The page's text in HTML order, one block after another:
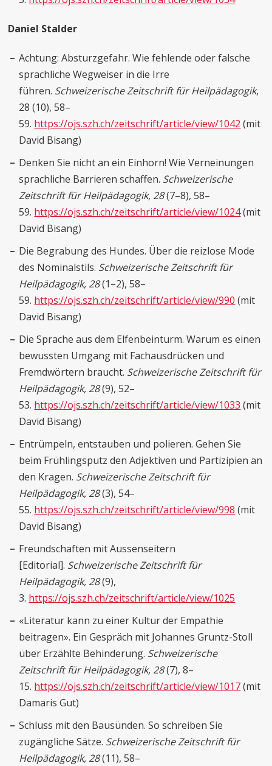
Daniel Stalder
Achtung: Absturzgefahr. Wie fehlende oder falsche
sprachliche Wegweiser in die Irre
führen. Schweizerische Zeitschrift für Heilpädagogik,
28 (10), 58–
59. https://ojs.szh.ch/zeitschrift/article/view/1042 (mit
David Bisang)
Denken Sie nicht an ein Einhorn! Wie Verneinungen
sprachliche Barrieren schaffen. Schweizerische
Zeitschrift für Heilpädagogik, 28(7–8), 58–
59. https://ojs.szh.ch/zeitschrift/article/view/1024(mit
David Bisang)
Die Begrabung des Hundes. Über die reizlose Mode
des Nominalstils. Schweizerische Zeitschrift für
Heilpädagogik, 28(1–2), 58–
59. https://ojs.szh.ch/zeitschrift/article/view/990 (mit
David Bisang)
Die Sprache aus dem Elfenbeinturm. Warum es einen
bewussten Umgang mit Fachausdrücken und
Fremdwörtern braucht. Schweizerische Zeitschrift für
Heilpädagogik, 28(9), 52–
53. https://ojs.szh.ch/zeitschrift/article/view/1033 (mit
David Bisang)
Entrümpeln, entstauben und polieren. Gehen Sie
beim Frühlingsputz den Adjektiven und Partizipien an
den Kragen. Schweizerische Zeitschrift für
Heilpädagogik, 28(3), 54–
55. https://ojs.szh.ch/zeitschrift/article/view/998 (mit
David Bisang)
Freundschaften mit Aussenseitern
[Editorial]. Schweizerische Zeitschrift für
Heilpädagogik, 28(9),
3. https://ojs.szh.ch/zeitschrift/article/view/1025
«Literatur kann zu einer Kultur der Empathie
beitragen». Ein Gespräch mit Johannes Gruntz-Stoll
über Erzählte Behinderung. Schweizerische
Zeitschrift für Heilpädagogik, 28(7), 8–
15. https://ojs.szh.ch/zeitschrift/article/view/1017(mit
Damaris Gut)
Schluss mit den Bausünden. So schreiben Sie
zugängliche Sätze. Schweizerische Zeitschrift für
Heilpädagogik, 28(11), 58–